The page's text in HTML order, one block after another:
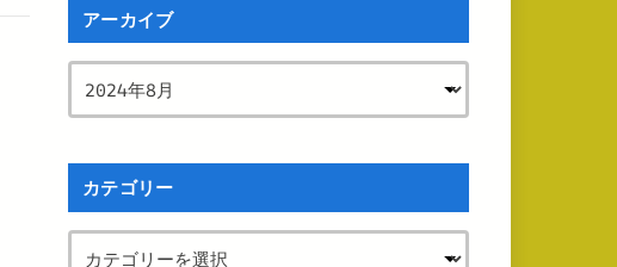
アーカイブ
カテゴリー